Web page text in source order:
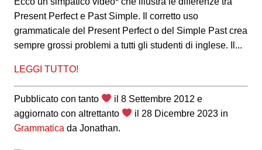
Present Perfect e Past Simple. Il corretto uso
grammaticale del Present Perfect o del Simple Past crea
sempre grossi problemi a tutti gli studenti di inglese. Il...
LEGGI TUTTO!
Pubblicato con tanto il8 Settembre 2012 e
aggiornato con altrettanto
il 28 Dicembre 2023 in
Grammatica da Jonathan.